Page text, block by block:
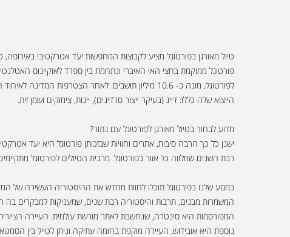
טיול מאורגן בפורטוגל מציע לקבוצות המחפשות יעד אטרקטיבי
פורטוגל ממוקמת בחצי האי האיברי ונתחמת בין ספרד לאוקיינוס
הייצוא שלה כללו: דייג (בעיקר ייצור סרדינים), יינות, צימוקים ושמן זית.
מדוע לבחור בטיול מאורגן לפורטוגל עם נתור?
ישנן כל כך הרבה סיבות, אתרים וחוויות שבזכותן פורטוגל היא יעד
רבת השנים שמלווה כל אזור בפורטוגל. מרבית הטיולים לפורטוגל
במסע שלנו בפורטוגל תוכלו לחוות מחדש את ההיסטוריה העשירה של
המשמרות מבנים, תרבות והיסטוריה רבת שנים, שמעניקות למבקרים בה
נוספת היא אובידוש, העיירה מוקפת בחומה עתיקה וניתן לטייל בין